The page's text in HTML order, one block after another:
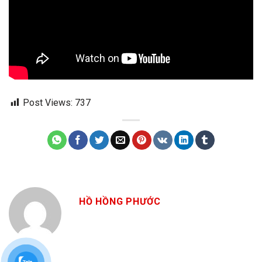
Post Views: 737
HỒ HỒNG PHƯỚC